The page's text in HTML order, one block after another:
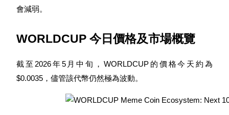
Launchpool
會減弱。
WORLDCUP 今日價格及市場概覽
截至2026年5月中旬，WORLDCUP的價格今天約為
$0.0035，儘管該代幣仍然極為波動。